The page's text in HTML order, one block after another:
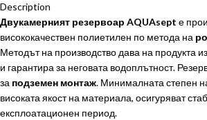
Description
Двукамерният резервоар AQUAsept е
висококачествен полиетилен по метода на
Методът на производство дава на продукта
и гарантира за неговата водоплътност.
за подземен монтаж. Минималната степен
високата якост на материала, осигуряват
експлоатационен период.